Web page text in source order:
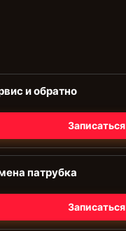
и обратно
Записаться
патрубка
Записаться